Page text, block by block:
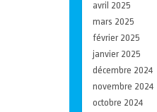
avril 2025
mars 2025
février 2025
janvier 2025
décembre 2024
novembre 2024
octobre 2024